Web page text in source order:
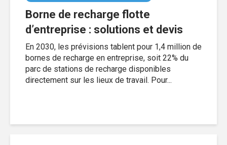
Borne de recharge flotte
d’entreprise : solutions et devis
En 2030, les prévisions tablent pour 1,4 million de
bornes de recharge en entreprise, soit 22% du
parc de stations de recharge disponibles
directement sur les lieux de travail. Pour...